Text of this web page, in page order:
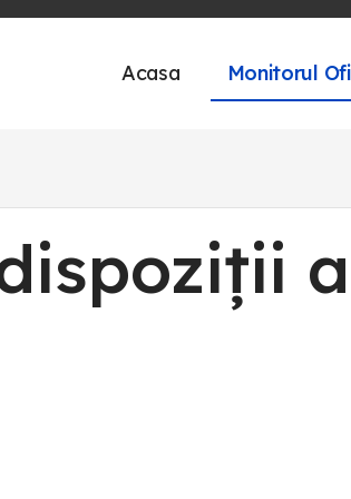
Acasa Monitorul